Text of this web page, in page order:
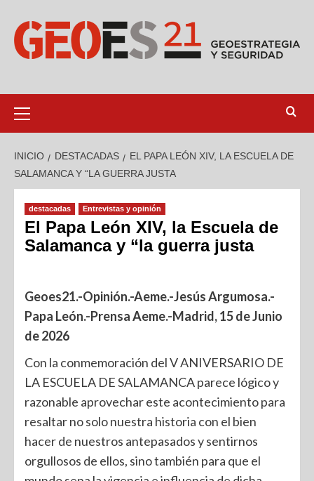
INICIO DESTACADAS
EL PAPA LEÓN XIV, LA ESCUELA DE
SALAMANCA Y “LA GUERRA JUSTA
destacadas Entrevistas y opinión
El Papa León XIV, la Escuela de
Salamanca y “la guerra justa
Geoes21.-Opinión.-Aeme.-Jesús Argumosa.-
Papa León.-Prensa Aeme.-Madrid, 15 de Junio
de 2026
Con la conmemoración del V ANIVERSARIO DE
LA ESCUELA DE SALAMANCA parece lógico y
razonable aprovechar este acontecimiento para
resaltar no solo nuestra historia con el bien
hacer de nuestros antepasados y sentirnos
orgullosos de ellos, sino también para que el